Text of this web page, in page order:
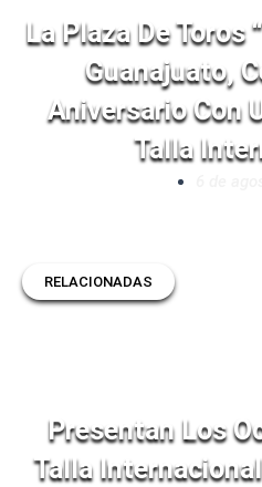
La Plaza De Toros
Guanajuato,
Aniversario Con
Talla
RELACIONADAS
Presentan Los
Talla